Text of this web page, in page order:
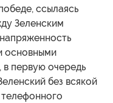
ссылаясь
Зеленским
основными
первую очередь
без всякой